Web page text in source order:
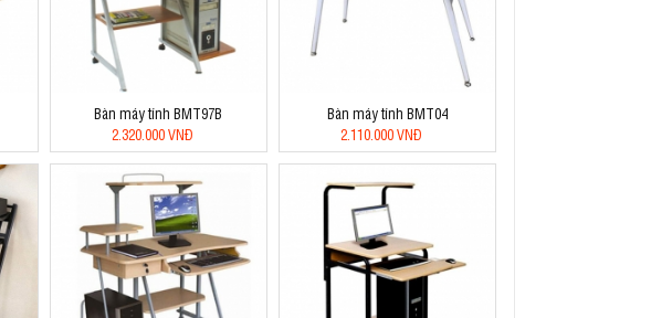
Bàn máy tính BMT97B
2.320.000 VNĐ
Bàn máy tính BMT04
2.110.000 VNĐ